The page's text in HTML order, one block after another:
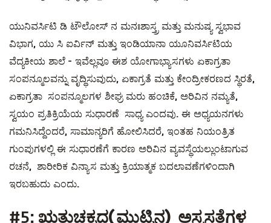
ಯುನಿವರ್ಸಿಟಿ ಡಿ ಟೌಲೋಸ್ ನ ಮನಃಶಾಸ್ತ್ರ ಮತ್ತು ಮನುಷ್ಯ ಸ್ವಭಾವ
ವಿಭಾಗ, ಯು ಸಿ ಐರ್ವಿನ್ ಮತ್ತು ಇಂಡಿಯಾನಾ ಯೂನಿವರ್ಸಿಟಿಯ
ವೆದ್ಯಕೀಯ ಶಾಲೆ - ಇವೆಲ್ಲವೂ ಈಶ ಯೋಗಾಭ್ಯಾಸಗಳು ಏಕಾಗ್ರತಾ
ಸಂಪನ್ಮೂಲವನ್ನು ವೃದ್ಧಿಸುವುದು, ಏಕಾಗ್ರತೆ ಮತ್ತು ಕೇಂದ್ರೀಕರಣದ ಸ್ಥಿರತೆ,
ಏಕಾಗ್ರತಾ ಸಂಪನ್ಮೂಲಗಳ ಶೀಘ್ರ ಮರು ಹಂಚಿಕೆ, ಅರಿವಿನ ನಮ್ಯತೆ,
ಸ್ವಯಂ ಪ್ರತಿಕ್ರಿಯೆಯ ಸುಧಾರಣೆ ಸಾಧ್ಯ ಎಂದವು. ಈ ಅಧ್ಯಯನಗಳು
ಗಮನಿಸಿದ್ದೆಂದರೆ, ಸಾಮಾನ್ಯರಿಗೆ ಹೋಲಿಸಿದರೆ, ಇಂತಹ ನಿಯಂತ್ರಿತ
ಗುಂಪುಗಳಲ್ಲಿ ಈ ಸುಧಾರಣೆಗೆ ಕಾರಣ ಅರಿವಿನ ವ್ಯವಸ್ಥೆಯಲ್ಲುಂಟಾಗುವ
ರಚನೆ, ಶಾರೀರಿಕ ವಿನ್ಯಾಸ ಮತ್ತು ಕ್ರಿಯಾತ್ಮಕ ಬದಲಾವಣೆಗಳಿಂದಾಗಿ
ಇರಬಹುದು ಎಂದು.
#5: ಋತುಚಕ್ರದ(ಮುಟ್ಟಿನ) ಅಸ್ವಸ್ಥತೆಗಳ